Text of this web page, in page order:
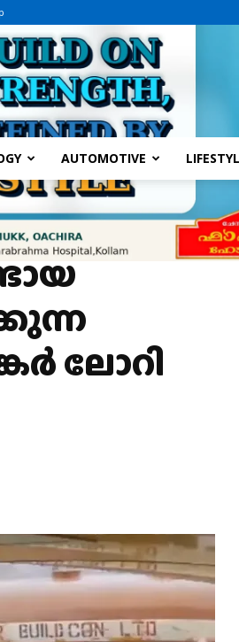
AUTOMOTIVE
ദൃശ്യങ്ങള്‍ പുറത്ത്…. ടാങ്കര്‍ ലോറി അടക്കം
ലോറി